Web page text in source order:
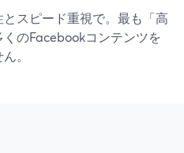
スピード重視で。最も「高
のFacebookコンテンツを
。